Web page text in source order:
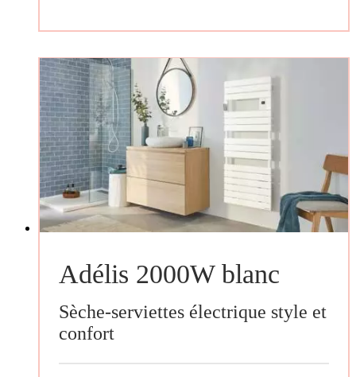
Adélis 2000W blanc
Sèche-serviettes électrique style et
confort